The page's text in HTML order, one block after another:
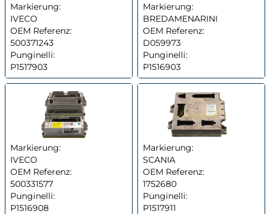
Markierung:
IVECO
OEM Referenz:
500371243
Punginelli:
P1517903
Markierung:
BREDAMENARINI
OEM Referenz:
D059973
Punginelli:
P1516903
Markierung:
IVECO
OEM Referenz:
500331577
Punginelli:
P1516908
Markierung:
SCANIA
OEM Referenz:
1752680
Punginelli:
P1517911